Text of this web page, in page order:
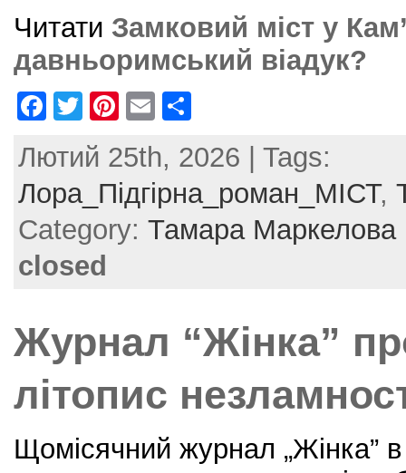
Читати Замковий міст у
давньоримський віадук?
F
c
e
b
o
T
itt
er
Pi
er
e
st
E
ai
l
ar
e
Лютий 25th, 2026 | Tags:
Лора_Підгірна_роман_МІСТ,
Category: Тамара Маркелова
closed
Журнал “Жінка”
літопис
Щомісячний журнал „Жінка” в